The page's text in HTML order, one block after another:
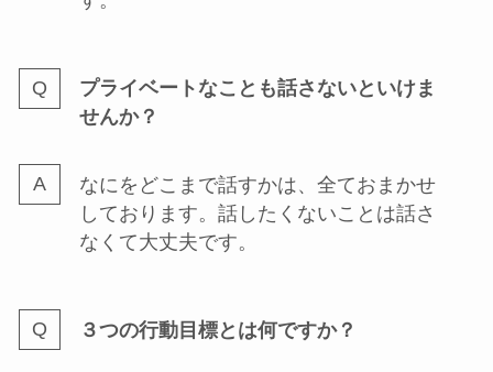
プライベートなことも話さないといけま
せんか？
なにをどこまで話すかは、全ておまかせ
しております。話したくないことは話さ
なくて大丈夫です。
３つの行動目標とは何ですか？